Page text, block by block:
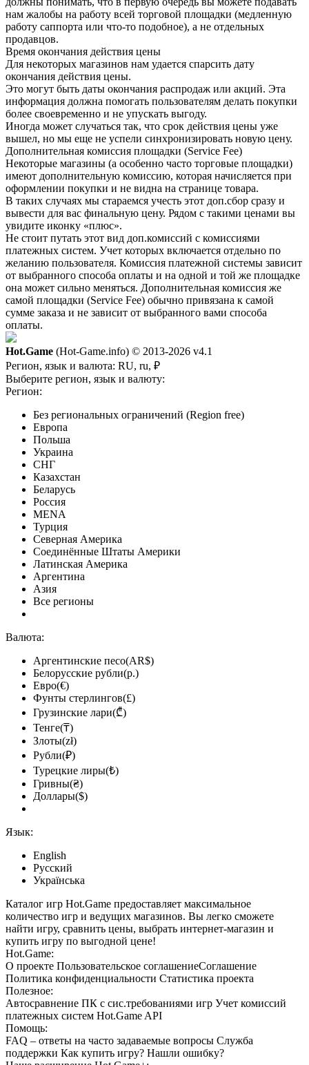
нам жалобы на работу всей торговой площадки (медленную
работу саппорта или что-то подобное), а не отдельных
продавцов.
Время окончания действия цены
Для некоторых магазинов нам удается спарсить дату
окончания действия цены.
Это могут быть даты окончания распродаж или акций. Эта
информация должна помогать пользователям делать покупки
более своевременно и не упускать выгоду.
Иногда может случаться так, что срок действия цены уже
вышел, но мы еще не успели синхронизировать новую цену.
Дополнительная комиссия площадки (Service Fee)
Некоторые магазины (а особенно часто торговые площадки)
имеют дополнительную комиссию, которая начисляется при
оформлении покупки и не видна на странице товара.
В таких случаях мы стараемся учесть этот доп.сбор сразу и
вывести для вас финальную цену. Рядом с такими ценами вы
увидите иконку «плюс».
Не стоит путать этот вид доп.комиссий с комиссиями
платежных систем. Учет которых включается отдельно по
желанию пользователя. Комиссия платежной системы зависит
от выбранного способа оплаты и на одной и той же площадке
она может сильно меняться. Дополнительная комиссия же
самой площадки (Service Fee) обычно привязана к самой
сумме заказа и не зависит от выбранного вами способа
оплаты.
Hot.Game (Hot-Game.info) © 2013-2026 v4.1
Регион, язык и валюта: RU, ru, ₽
Выберите регион, язык и валюту:
Регион:
Без региональных ограничений (Region free)
Европа
Польша
Украина
СНГ
Казахстан
Беларусь
Россия
MENA
Турция
Северная Америка
Соединённые Штаты Америки
Латинская Америка
Аргентина
Азия
Все регионы
Валюта:
Аргентинские песо(AR$)
Белорусские рубли(р.)
Евро(€)
Фунты стерлингов(£)
Грузинские лари(₾)
Тенге(₸)
Злоты(zł)
Рубли(₽)
Турецкие лиры(₺)
Гривны(₴)
Доллары($)
Язык:
English
Русский
Українська
Каталог игр Hot.Game предоставляет максимальное
количество игр и ведущих магазинов. Вы легко сможете
найти игру, сравнить цены, выбрать интернет-магазин и
купить игру по выгодной цене!
Hot.Game:
О проекте Пользовательское соглашениеСоглашение
Политика конфиденциальности Статистика проекта
Полезное:
Автосравнение ПК с сис.требованиями игр Учет комиссий
платежных систем Hot.Game API
Помощь:
FAQ – ответы на часто задаваемые вопросы Служба
поддержки Как купить игру? Нашли ошибку?